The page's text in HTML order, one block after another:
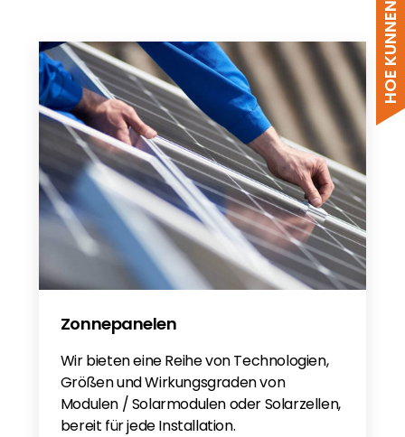
Zonnepanelen
Wir bieten eine Reihe von Technologien,
Größen und Wirkungsgraden von
Modulen / Solarmodulen oder Solarzellen,
bereit für jede Installation.